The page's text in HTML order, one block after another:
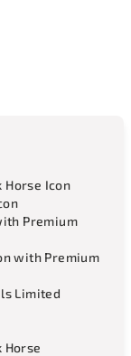
Horse Icon
Premium
with Premium
Limited
Horse